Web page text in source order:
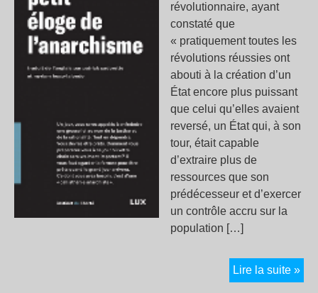
révolutionnaire, ayant
constaté que
« pratiquement toutes les
révolutions réussies ont
abouti à la création d’un
État encore plus puissant
que celui qu’elles avaient
reversé, un État qui, à son
tour, était capable
d’extraire plus de
ressources que son
prédécesseur et d’exercer
un contrôle accru sur la
population […]
Lire la suite »